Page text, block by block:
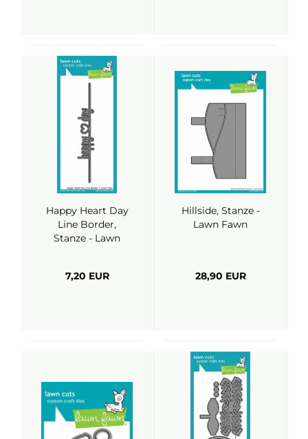
Happy Heart Day
Line Border,
Stanze - Lawn
7,20 EUR
Hillside, Stanze -
Lawn Fawn
28,90 EUR